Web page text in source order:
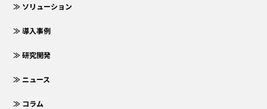
≫ ソリューション
≫ 導入事例
≫ 研究開発
≫ ニュース
≫ コラム